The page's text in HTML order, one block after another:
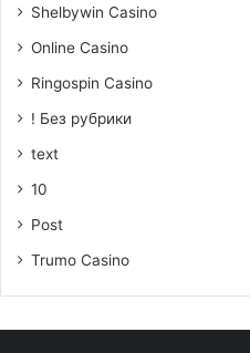
Shelbywin Casino
Online Casino
Ringospin Casino
! Без рубрики
text
10
Post
Trumo Casino